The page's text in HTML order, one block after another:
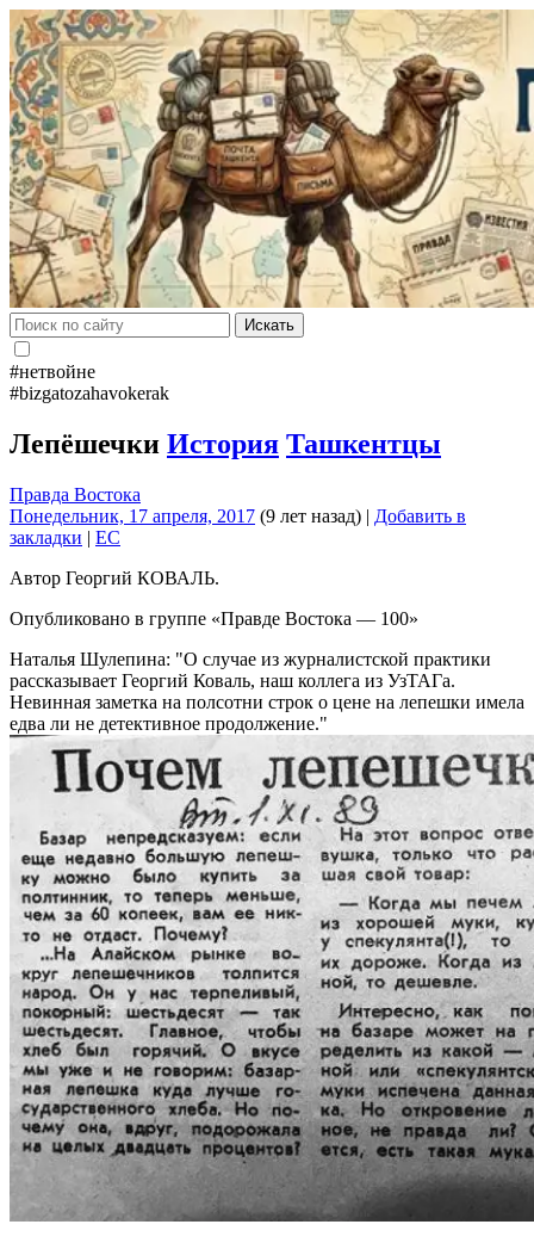
Искать
#нетвойне
#bizgatozahavokerak
Лепёшечки История Ташкентцы
Правда Востока
Понедельник, 17 апреля, 2017 (9 лет назад) | Добавить в
закладки | EC
Автор Георгий КОВАЛЬ.
Опубликовано в группе «Правде Востока — 100»
Наталья Шулепина:
О случае из журналистской практики
рассказывает Георгий Коваль, наш коллега из УзТАГа.
Невинная заметка на полсотни строк о цене на лепешки имела
едва ли не детективное продолжение.